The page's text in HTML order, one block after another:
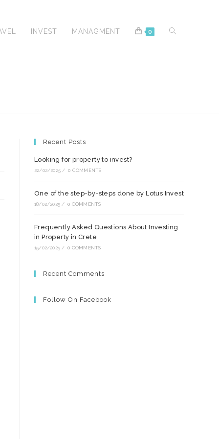
INVEST MANAGMENT 0 TOGGLE
Recent Posts
Looking for property to invest?
22/02/2025 / 0 COMMENTS
One of the step-by-steps done by Lotus Invest
18/02/2025 / 0 COMMENTS
Frequently Asked Questions About Investing
in Property in Crete
15/02/2025 / 0 COMMENTS
Recent Comments
Follow On Facebook